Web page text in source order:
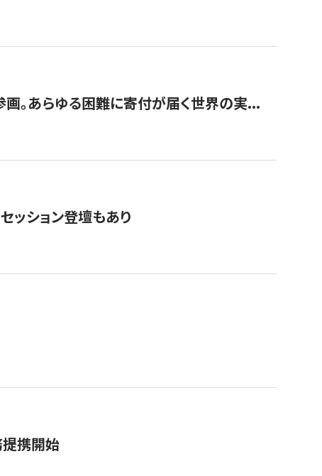
画。あらゆる困難に寄付が届く世界の実...
ッション登壇もあり
提携開始